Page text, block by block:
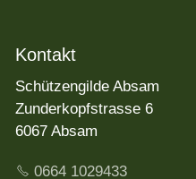
Kontakt
Schützengilde Absam
Zunderkopfstrasse 6
6067 Absam
0664 1029433